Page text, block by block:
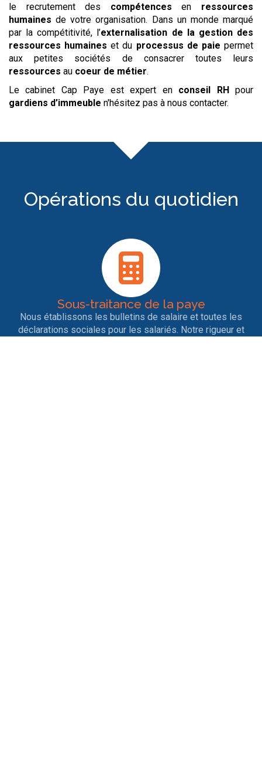
le recrutement des compétences en ressources
humaines de votre organisation. Dans un monde marqué
par la compétitivité, l’externalisation de la gestion des
ressources humaines et du processus de paie permet
aux petites sociétés de consacrer toutes leurs
ressources au coeur de métier.
Le cabinet Cap Paye est expert en conseil RHpour
gardiens d’immeuble n'hésitez pas à nous contacter.
Opérations du quotidien
Sous-traitance de la paye
Nous établissons les bulletins de salaire et toutes les
déclarations sociales pour les salariés. Notre rigueur et